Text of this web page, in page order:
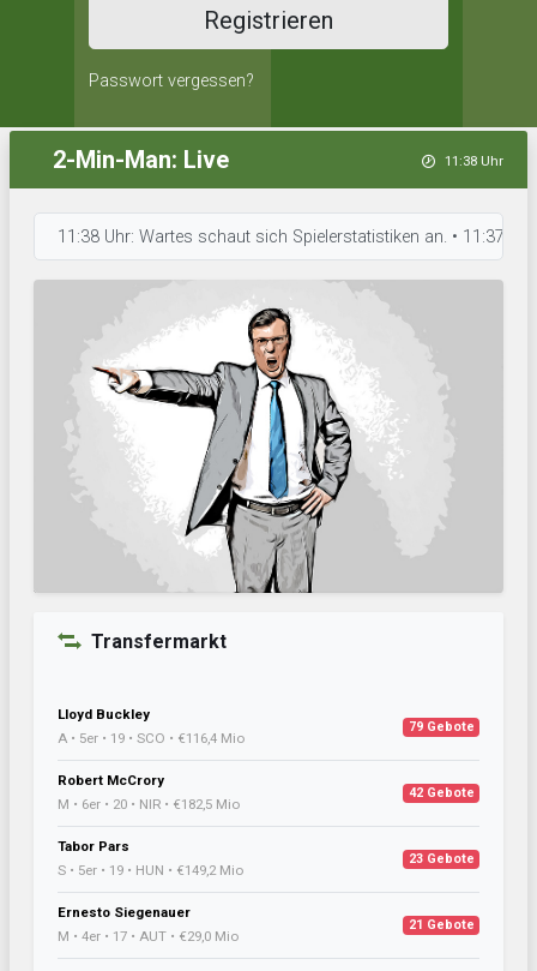
Registrieren
Passwort vergessen?
2-Min-Man: Live 11:38 Uhr
11:38 Uhr: Wartes schaut sich Spielerstatistiken an. • 11:37 Uhr:
Transfermarkt
Lloyd Buckley
A • 5er • 19 • SCO • €116,4 Mio
79 Gebote
Robert McCrory
M • 6er • 20 • NIR • €182,5 Mio
42 Gebote
Tabor Pars
S • 5er • 19 • HUN • €149,2 Mio
23 Gebote
Ernesto Siegenauer
M • 4er • 17 • AUT • €29,0 Mio
21 Gebote